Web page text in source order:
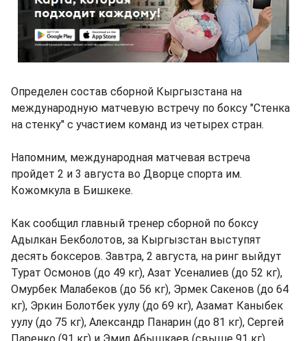
Определен состав сборной Кыргызстана на
международную матчевую встречу по боксу "Стенка
на стенку" с участием команд из четырех стран.
Напомним, международная матчевая встреча
пройдет 2 и 3 августа во Дворце спорта им.
Кожомкула в Бишкеке.
Как сообщил главный тренер сборной по боксу
Адылкан Бекболотов, за Кыргызстан выступят
десять боксеров. Завтра, 2 августа, на ринг выйдут
Турат Осмонов (до 49 кг), Азат Усеналиев (до 52 кг),
Омурбек Малабеков (до 56 кг), Эрмек Сакенов (до 64
кг), Эркин Болотбек уулу (до 69 кг), Азамат Каныбек
уулу (до 75 кг), Александр Панарин (до 81 кг), Сергей